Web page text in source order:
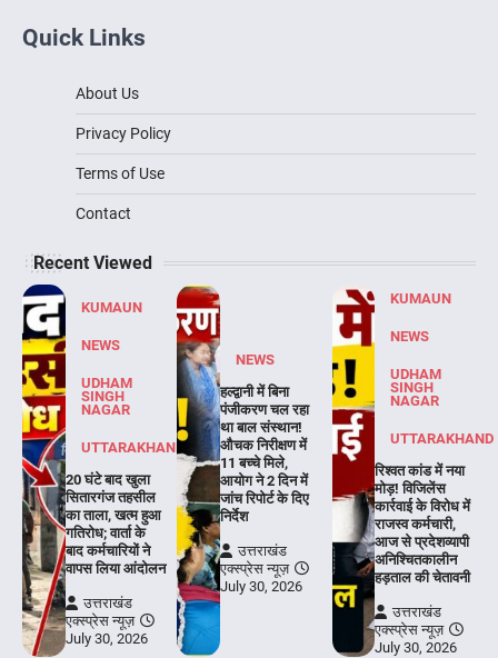
Quick Links
About Us
Privacy Policy
Terms of Use
Contact
Recent Viewed
KUMAUN
NEWS
UDHAM
SINGH
NAGAR
UTTARAKHAND
20 घंटे बाद खुला
सितारगंज तहसील
का ताला, खत्म हुआ
गतिरोध; वार्ता के
बाद कर्मचारियों ने
वापस लिया आंदोलन
उत्तराखंड
एक्स्प्रेस न्यूज़
July 30, 2026
NEWS
हल्द्वानी में बिना
पंजीकरण चल रहा
था बाल संस्थान!
औचक निरीक्षण में
11 बच्चे मिले,
आयोग ने 2 दिन में
जांच रिपोर्ट के दिए
निर्देश
उत्तराखंड
एक्स्प्रेस न्यूज़
July 30, 2026
KUMAUN
NEWS
UDHAM
SINGH
NAGAR
UTTARAKHAND
रिश्वत कांड में नया
मोड़! विजिलेंस
कार्रवाई के विरोध में
राजस्व कर्मचारी,
आज से प्रदेशव्यापी
अनिश्चितकालीन
हड़ताल की चेतावनी
उत्तराखंड
एक्स्प्रेस न्यूज़
July 30, 2026